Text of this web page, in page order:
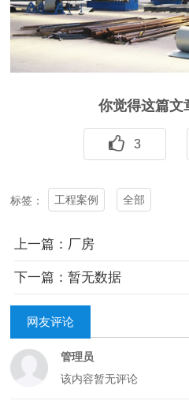
你觉得这篇文
3
标签： 工程案例 全部
上一篇：厂房
下一篇：暂无数据
网友评论
管理员
该内容暂无评论